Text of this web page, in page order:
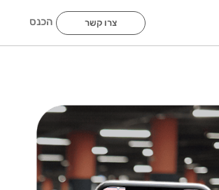
צרו קשר הכנס